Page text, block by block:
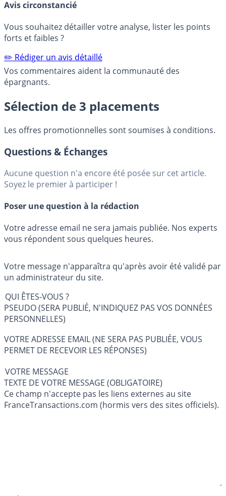
Avis circonstancié
Vous souhaitez détailler votre analyse, lister les points
forts et faibles ?
✏️ Rédiger un avis détaillé
Vos commentaires aident la communauté des
épargnants.
Sélection de 3 placements
Les offres promotionnelles sont soumises à conditions.
Questions & Échanges
Aucune question n'a encore été posée sur cet article.
Soyez le premier à participer !
Poser une question à la rédaction
Votre adresse email ne sera jamais publiée. Nos experts
vous répondent sous quelques heures.
Votre message n'apparaîtra qu'après avoir été validé par
un administrateur du site.
QUI ÊTES-VOUS ?
PSEUDO (SERA PUBLIÉ, N'INDIQUEZ PAS VOS DONNÉES
PERSONNELLES)
VOTRE ADRESSE EMAIL (NE SERA PAS PUBLIÉE, VOUS
PERMET DE RECEVOIR LES RÉPONSES)
VOTRE MESSAGE
TEXTE DE VOTRE MESSAGE (OBLIGATOIRE)
Ce champ n'accepte pas les liens externes au site
FranceTransactions.com (hormis vers des sites officiels).